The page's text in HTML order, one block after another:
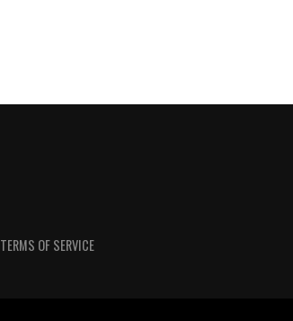
TERMS OF SERVICE